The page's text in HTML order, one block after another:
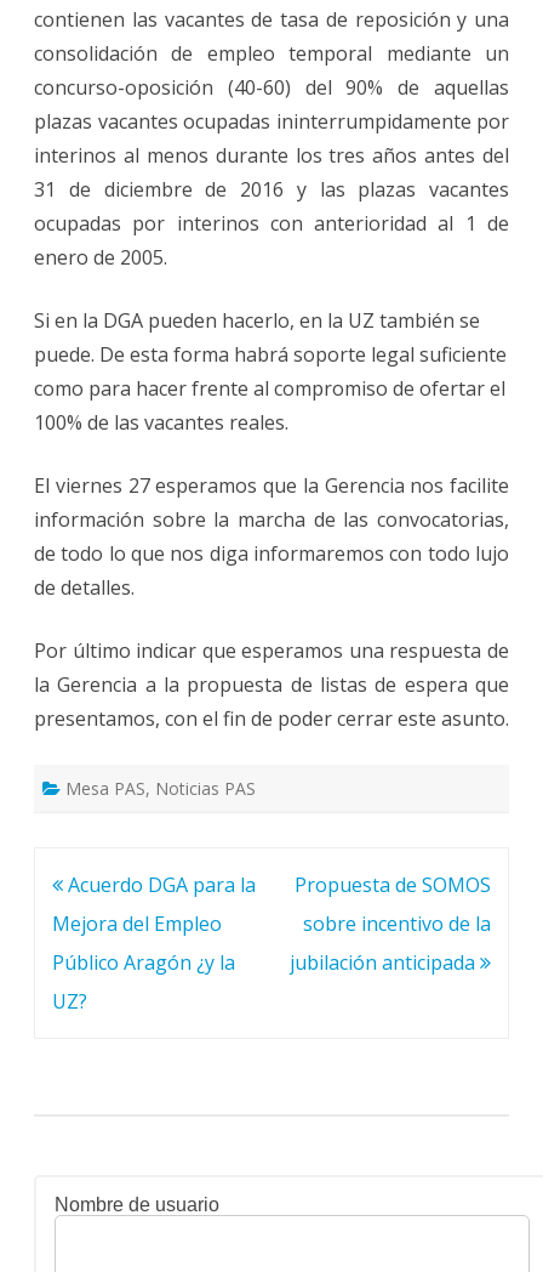
contienen las vacantes de tasa de reposición y una
consolidación de empleo temporal mediante un
concurso-oposición (40-60) del 90% de aquellas
plazas vacantes ocupadas ininterrumpidamente por
interinos al menos durante los tres años antes del
31 de diciembre de 2016 y las plazas vacantes
ocupadas por interinos con anterioridad al 1 de
enero de 2005.
Si en la DGA pueden hacerlo, en la UZ también se
puede. De esta forma habrá soporte legal suficiente
como para hacer frente al compromiso de ofertar el
100% de las vacantes reales.
El viernes 27 esperamos que la Gerencia nos facilite
información sobre la marcha de las convocatorias,
de todo lo que nos diga informaremos con todo lujo
de detalles.
Por último indicar que esperamos una respuesta de
la Gerencia a la propuesta de listas de espera que
presentamos, con el fin de poder cerrar este asunto.
Mesa PAS, Noticias PAS
Navegación
de
entradas
Acuerdo DGA para la
Mejora del Empleo
Público Aragón ¿y la
UZ?
Propuesta de SOMOS
sobre incentivo de la
jubilación anticipada
Nombre de usuario